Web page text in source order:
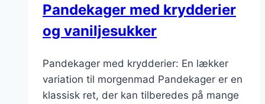
Pandekager med krydderier
og vaniljesukker
Pandekager med krydderier: En lækker
variation til morgenmad Pandekager er en
klassisk ret, der kan tilberedes på mange